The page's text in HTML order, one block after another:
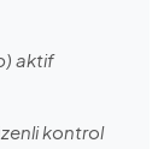
aktif
kontrol